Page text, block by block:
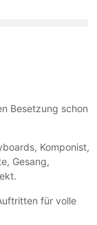
Besetzung schon
Komponist,
Gesang,
für volle